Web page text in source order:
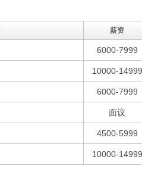
薪资
6000-7999
10000-14999
6000-7999
面议
4500-5999
10000-14999